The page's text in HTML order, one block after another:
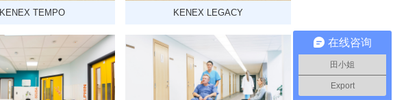
KENEX TEMPO KENEX LEGACY
在线咨询
田小姐
Export